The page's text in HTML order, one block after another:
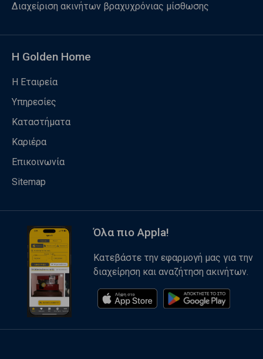
Διαχείριση ακινήτων βραχυχρόνιας μίσθωσης
Η Golden Home
Η Εταιρεία
Υπηρεσίες
Καταστήματα
Καριέρα
Επικοινωνία
Sitemap
Όλα πιο Appla!
Κατεβάστε την εφαρμογή μας για την
διαχείρηση και αναζήτηση ακινήτων.